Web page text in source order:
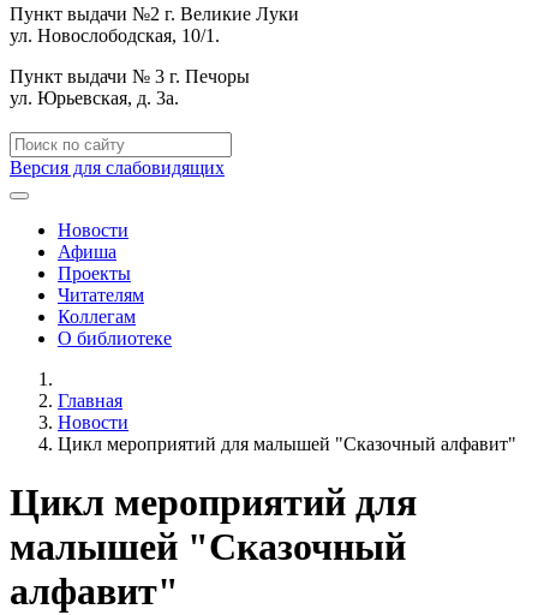
Пункт выдачи №2 г. Великие Луки
ул. Новослободская, 10/1.
Пункт выдачи № 3 г. Печоры
ул. Юрьевская, д. 3а.
Версия для слабовидящих
Новости
Афиша
Проекты
Читателям
Коллегам
О библиотеке
Главная
Новости
Цикл мероприятий для малышей "Сказочный алфавит"
Цикл мероприятий для
малышей "Сказочный
алфавит"